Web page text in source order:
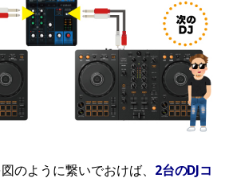
のように繋いでおけば、 2台のDJコ